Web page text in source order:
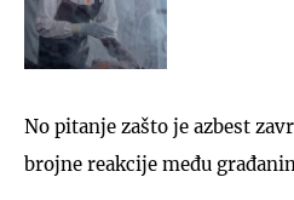
No pitanje zašto je azbest
brojne reakcije među